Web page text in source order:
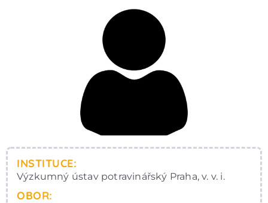
INSTITUCE:
Výzkumný ústav potravinářský Praha, v. v. i.
OBOR: